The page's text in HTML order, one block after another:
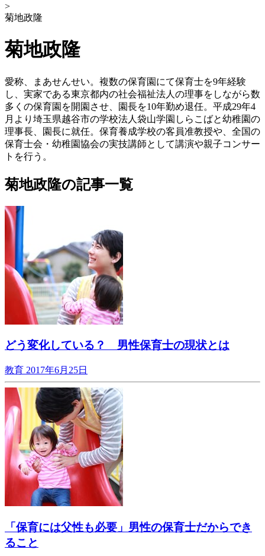
>
菊地政隆
菊地政隆
愛称、まあせんせい。複数の保育園にて保育士を9年経験
し、実家である東京都内の社会福祉法人の理事をしながら数
多くの保育園を開園させ、園長を10年勤め退任。平成29年4
月より埼玉県越谷市の学校法人袋山学園しらこばと幼稚園の
理事長、園長に就任。保育養成学校の客員准教授や、全国の
保育士会・幼稚園協会の実技講師として講演や親子コンサー
トを行う。
菊地政隆の記事一覧
どう変化している？ 男性保育士の現状とは
教育 2017年6月25日
「保育には父性も必要」男性の保育士だからでき
ること